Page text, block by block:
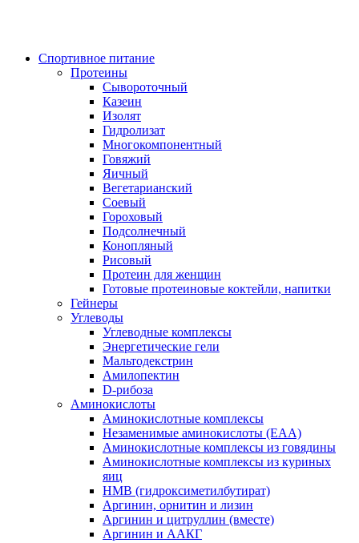
Спортивное питание
Протеины
Сывороточный
Казеин
Изолят
Гидролизат
Многокомпонентный
Говяжий
Яичный
Вегетарианский
Соевый
Гороховый
Подсолнечный
Конопляный
Рисовый
Протеин для женщин
Готовые протеиновые коктейли, напитки
Гейнеры
Углеводы
Углеводные комплексы
Энергетические гели
Мальтодекстрин
Амилопектин
D-рибоза
Аминокислоты
Аминокислотные комплексы
Незаменимые аминокислоты (EAA)
Аминокислотные комплексы из говядины
Аминокислотные комплексы из куриных
яиц
HMB (гидроксиметилбутират)
Аргинин, орнитин и лизин
Аргинин и цитруллин (вместе)
Аргинин и ААКГ